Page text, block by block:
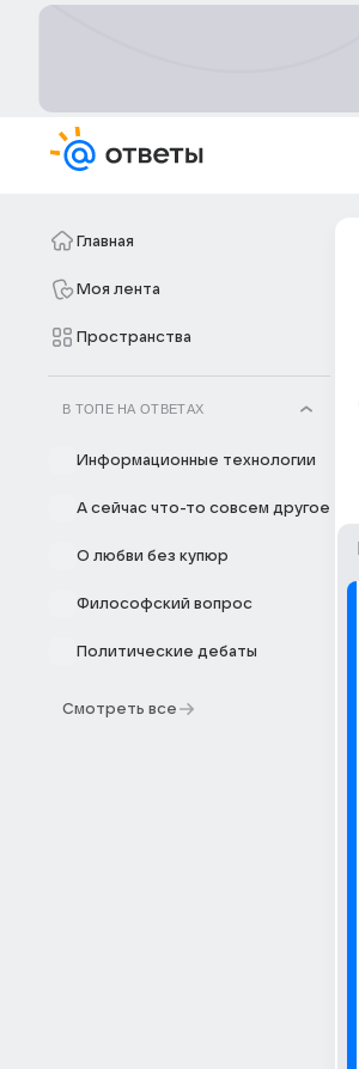
Главная
Моя лента
Пространства
В ТОПЕ НА ОТВЕТАХ
Информационные технологии
А сейчас что-то совсем другое
О любви без купюр
Философский вопрос
Политические дебаты
Смотреть все